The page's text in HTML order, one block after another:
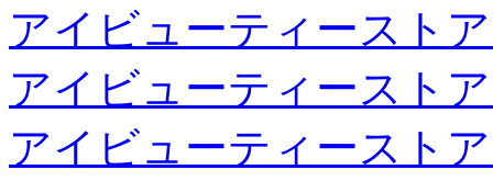
アイビューティースト
アイビューティースト
アイビューティースト